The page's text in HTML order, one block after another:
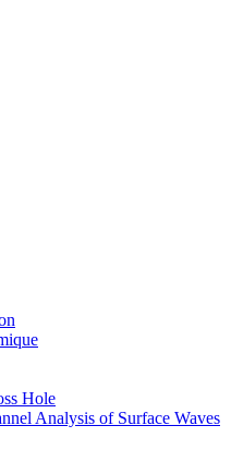
Hole
Analysis of Surface Waves